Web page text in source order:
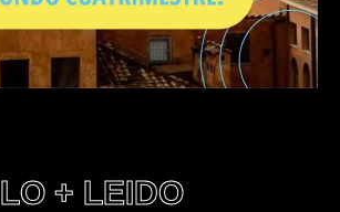
LO + LEIDO